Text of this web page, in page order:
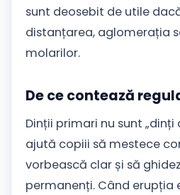
sunt deosebit de utile
distanțarea, aglomerația
molarilor.
De ce contează
Dinții primari nu sunt „dinți
ajută copiii să mestece
vorbească clar și să
permanenți. Când erupția